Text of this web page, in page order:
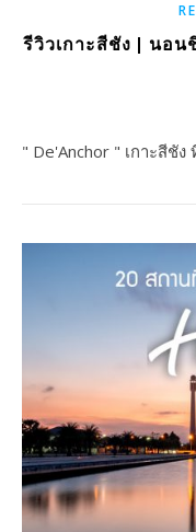
รีวิวเกาะสีชัง | นอน
" De'Anchor " เกาะสีชั